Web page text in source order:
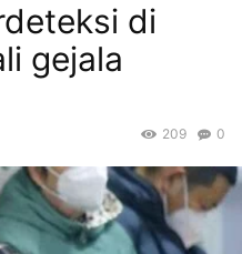
di
gejala
0
209